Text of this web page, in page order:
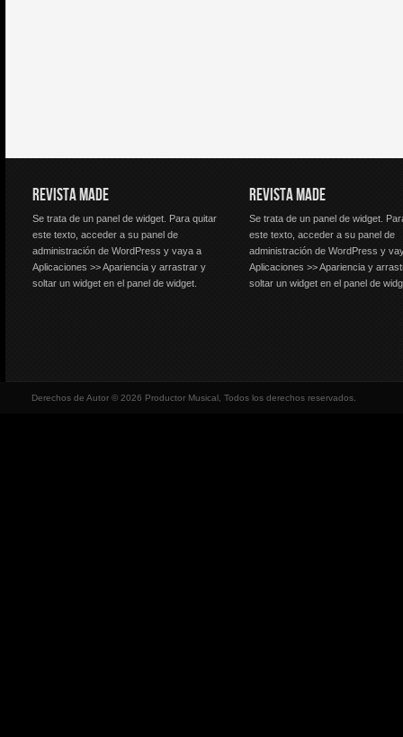
REVISTA MADE
Se trata de un panel de widget. Para quitar
este texto, acceder a su panel de
administración de WordPress y vaya a
Aplicaciones >> Apariencia y arrastrar y
soltar un widget en el panel de widget.
REVISTA MADE
Se trata de un panel de widget.
este texto, acceder a su panel de
administración de WordPress y
Aplicaciones >> Apariencia y
soltar un widget en el panel de
Derechos de Autor © 2026 Productor Musical, Todos los derechos reservados.